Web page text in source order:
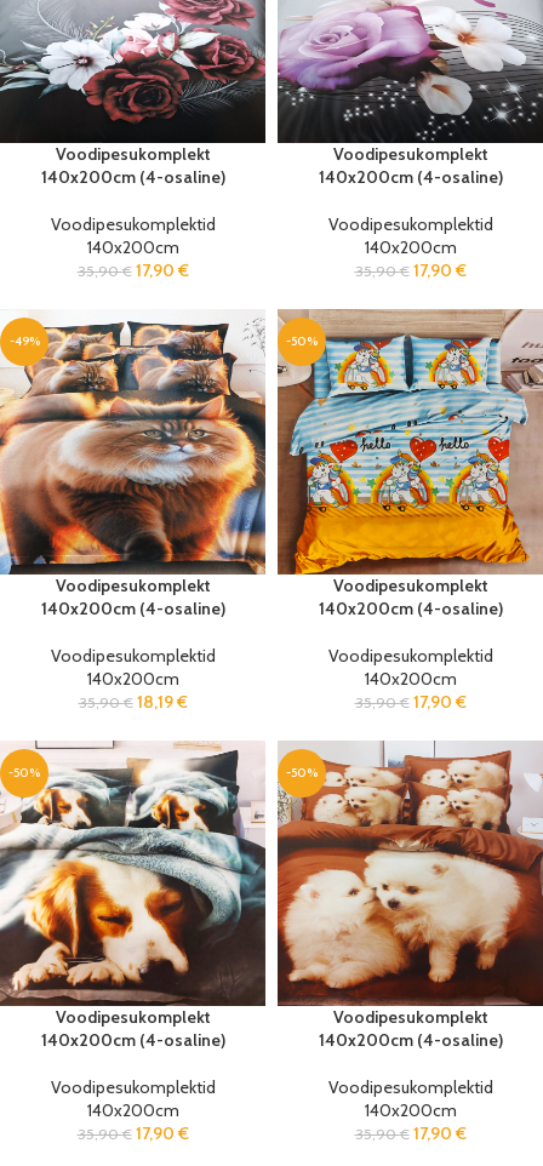
Voodipesukomplekt
140x200cm (4-osaline)
Voodipesukomplektid
140x200cm
35,90€ 17,90 €
Voodipesukomplekt
140x200cm (4-osaline)
Voodipesukomplektid
140x200cm
35,90€ 17,90 €
-49%
Voodipesukomplekt
140x200cm (4-osaline)
Voodipesukomplektid
140x200cm
35,90€ 18,19€
-50%
Voodipesukomplekt
140x200cm (4-osaline)
Voodipesukomplektid
140x200cm
35,90€ 17,90 €
-50%
Voodipesukomplekt
140x200cm (4-osaline)
Voodipesukomplektid
140x200cm
35,90€ 17,90 €
-50%
Voodipesukomplekt
140x200cm (4-osaline)
Voodipesukomplektid
140x200cm
35,90€ 17,90 €